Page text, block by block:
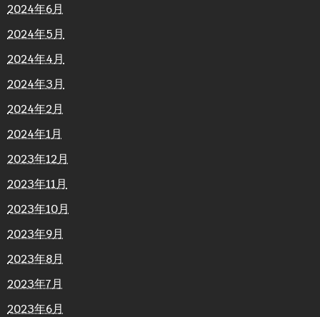
2024年6月
2024年5月
2024年4月
2024年3月
2024年2月
2024年1月
2023年12月
2023年11月
2023年10月
2023年9月
2023年8月
2023年7月
2023年6月